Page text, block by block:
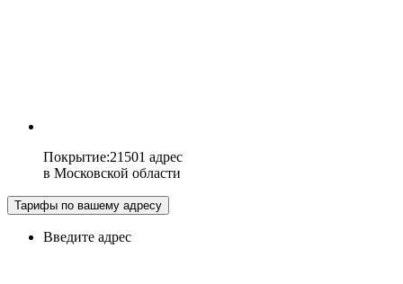
Покрытие:21501 адрес
в Московской области
Тарифы по вашему адресу
Введите адрес